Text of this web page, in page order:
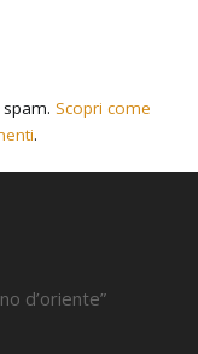
Scopri come
.
d’oriente”